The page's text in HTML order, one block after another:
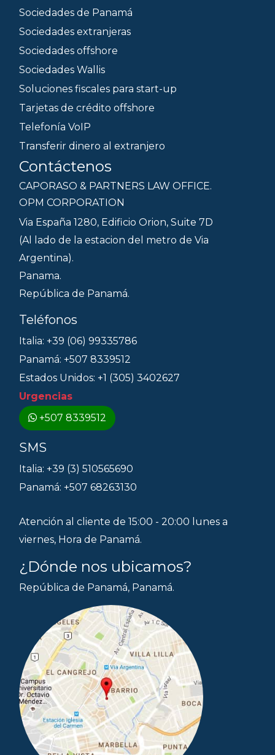
Sociedades de Panamá
Sociedades extranjeras
Sociedades offshore
Sociedades Wallis
Soluciones fiscales para start-up
Tarjetas de crédito offshore
Telefonía VoIP
Transferir dinero al extranjero
Contáctenos
CAPORASO & PARTNERS LAW OFFICE.
OPM CORPORATION
Via España 1280, Edificio Orion, Suite 7D
(Al lado de la estacion del metro de Via
Argentina).
Panama.
República de Panamá.
Teléfonos
Italia: +39 (06) 99335786
Panamá: +507 8339512
Estados Unidos: +1 (305) 3402627
Urgencias
+507 8339512
SMS
Italia: +39 (3) 510565690
Panamá: +507 68263130
Atención al cliente de 15:00 - 20:00 lunes a
viernes, Hora de Panamá.
¿Dónde nos ubicamos?
República de Panamá, Panamá.